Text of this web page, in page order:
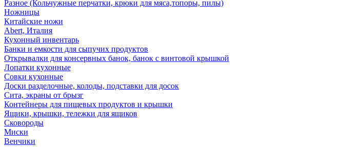
Разное (Кольчужные перчатки, крюки для мяса,топоры, пилы)
Ножницы
Китайские ножи
Abert, Италия
Кухонный инвентарь
Банки и емкости для сыпучих продуктов
Открывалки для консервных банок, банок с винтовой крышкой
Лопатки кухонные
Совки кухонные
Доски разделочные, колоды, подставки для досок
Сита, экраны от брызг
Контейнеры для пищевых продуктов и крышки
Ящики, крышки, тележки для ящиков
Сковороды
Миски
Венчики